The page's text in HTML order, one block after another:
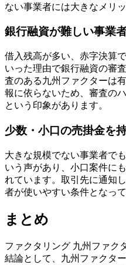
ない事業者には大きなメリッ
銀行融資が難しい事業
借入残高が多い、赤字決算
いった理由で銀行融資の審
査のある九州ファクターは
報に依らないため、審査の
という印象があります。
少数・小口の売掛金を
大きな規模でない事業者で
いう声があり、小口案件に
れています。取引先に通知
者が使いやすい条件となって
まとめ
ファクタリング 九州ファク
結論として、九州ファクタ